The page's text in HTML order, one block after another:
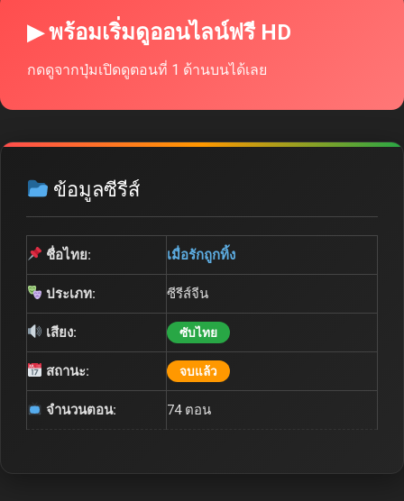
▶ พร้อมเริ่มดูออนไลน์ฟรี HD
กดดูจากปุ่มเปิดดูตอนที่ 1 ด้านบนได้เลย
ข้อมูลซีรีส์
ชื่อไทย: เมื่อรักถูกทิ้ง
ประเภท: ซีรีส์จีน
เสียง: ซับไทย
สถานะ: จบแล้ว
จำนวนตอน: 74 ตอน